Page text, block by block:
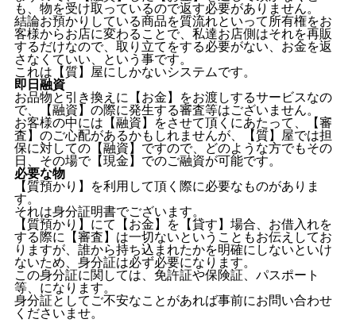
も、物を受け取っているので返す必要がありません。
結論お預かりしている商品を質流れといって所有権をお
客様からお店に変わることで、私達お店側はそれを再販
するだけなので、取り立てをする必要がない、お金を返
さなくていい、という事です。
これは【質】屋にしかないシステムです。
即日融資
お品物と引き換えに【お金】をお渡しするサービスなの
で、【融資】の際に発生する審査等はございません。
お客様の中には【融資】をさせて頂くにあたって、【審
査】のご心配があるかもしれませんが、【質】屋では担
保に対しての【融資】ですので、どのような方でもその
日、その場で【現金】でのご融資が可能です。
必要な物
【質預かり】を利用して頂く際に必要なものがありま
す。
それは身分証明書でございます。
【質預かり】にて【お金】を【貸す】場合、お借入れを
する際に【審査】は一切ないということもお伝えしてお
りますが、誰から持ち込まれたかを明確にしないといけ
ないため、身分証は必ず必要になります。
この身分証に関しては、免許証や保険証、パスポート
等、になります。
身分証としてご不安なことがあれば事前にお問い合わせ
くださいませ。